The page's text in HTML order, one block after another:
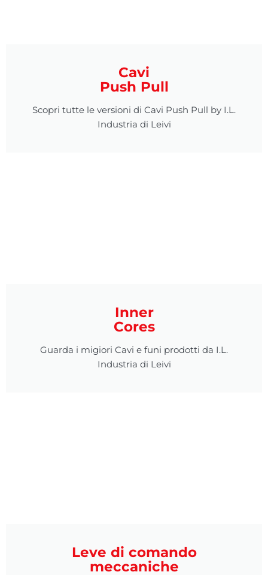
Cavi
Push Pull
Scopri tutte le versioni di Cavi Push Pull by I.L.
Industria di Leivi
Inner
Cores
Guarda i migiori Cavi e funi prodotti da I.L.
Industria di Leivi
Leve di comando
meccaniche